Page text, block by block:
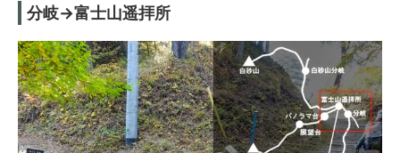
分岐→富士山遥拝所